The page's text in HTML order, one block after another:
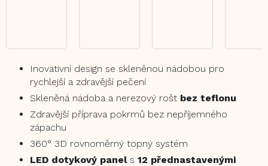
Inovativní design se skleněnou nádobou pro
rychlejší a zdravější pečení
Skleněná nádoba a nerezový rošt bez teflonu
Zdravější příprava pokrmů bez nepříjemného
zápachu
360° 3D rovnoměrný topný systém
LED dotykový panels 12 přednastavenými